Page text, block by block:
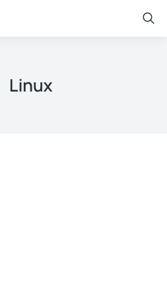
Linux